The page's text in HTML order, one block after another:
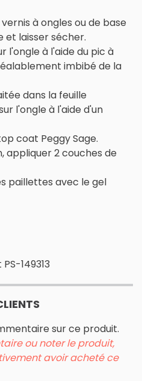
à ongles ou de base
et laisser sécher.
l'ongle à l'aide du pic à
imbibé de la
dans la feuille
l'ongle à l'aide d'un
coat Peggy Sage.
appliquer 2 couches de
paillettes avec le gel
149313
sur ce produit.
ou noter le produit,
avoir acheté ce